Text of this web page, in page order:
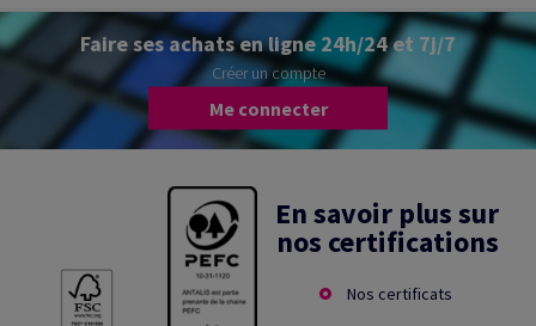
Faire ses achats en ligne 24h/24 et 7j/7
Créer un compte
Me connecter
En savoir plus sur
nos certifications
Nos certificats